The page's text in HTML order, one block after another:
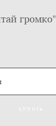
громко"
КУПИТЬ